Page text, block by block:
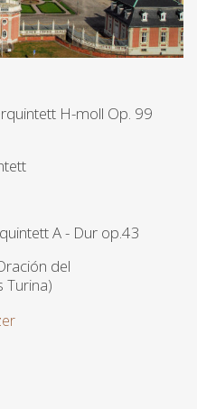
H-moll Op. 99
A - Dur op.43
del
Turina)